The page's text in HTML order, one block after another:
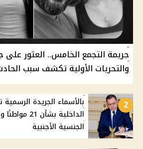
جريمة التجمع الخامس.. العثور على
والتحريات الأولية تكشف سبب
2
بالأسماء الجريدة الرسمية
الداخلية
الجنسية الأجنبية